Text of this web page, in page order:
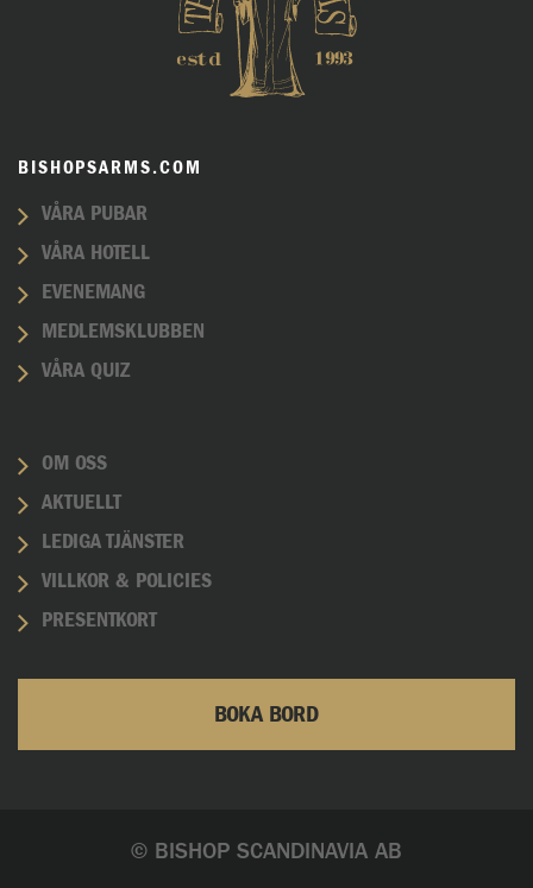
BISHOPSARMS.COM
VÅRA PUBAR
VÅRA HOTELL
EVENEMANG
MEDLEMSKLUBBEN
VÅRA QUIZ
OM OSS
AKTUELLT
LEDIGA TJÄNSTER
VILLKOR & POLICIES
PRESENTKORT
BOKA BORD
© BISHOP SCANDINAVIA AB